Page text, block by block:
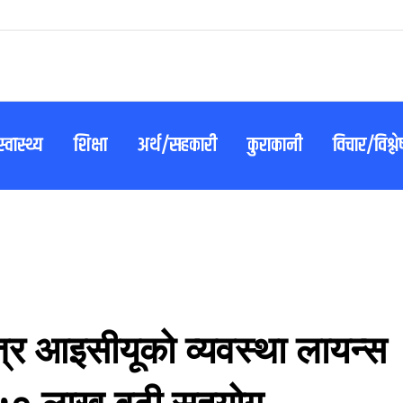
शिक्षा अर्थ/सहकारी कुराकानी विचार/
आइसीयूको व्यवस्था लायन्स